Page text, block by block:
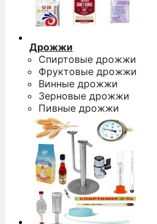
Дрожжи
Спиртовые дрожжи
Фруктовые дрожжи
Винные дрожжи
Зерновые дрожжи
Пивные дрожжи